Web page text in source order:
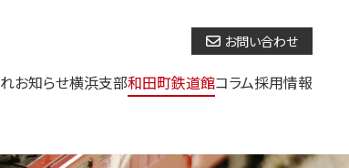
お問い合わせ
お知らせ横浜支部和田町鉄道館コラム採用情報